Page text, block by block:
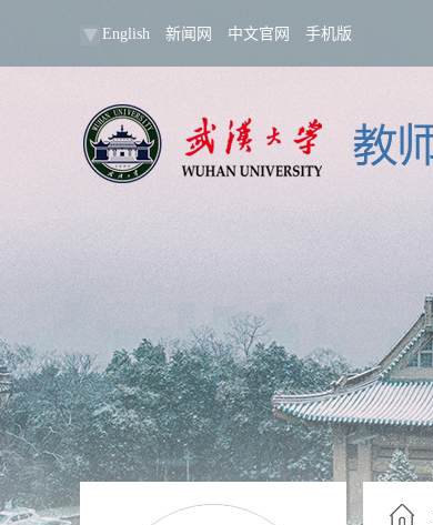
English 新闻网 中文官网 手机版